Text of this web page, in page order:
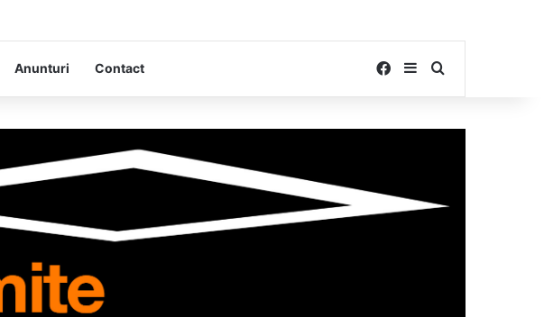
Anunturi Contact Facebook
SidebarSearch for